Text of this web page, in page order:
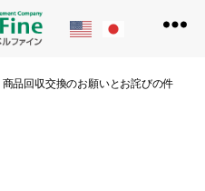
商品回収交換のお願いとお詫びの件